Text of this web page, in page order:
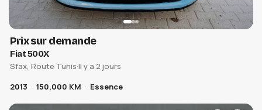
Prix sur demande
Fiat 500X
Sfax, Route Tunis·Il y a 2 jours
2013
150,000 KM Essence